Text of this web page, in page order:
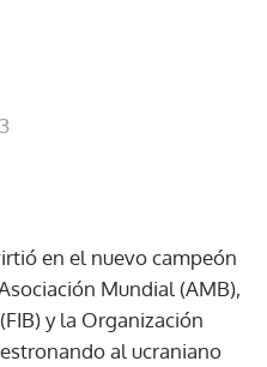
en el nuevo campeón
Mundial (AMB),
y la Organización
al ucraniano